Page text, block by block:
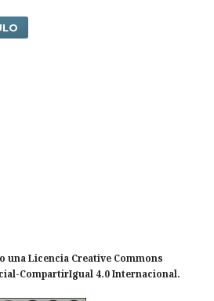
una Licencia Creative Commons
CompartirIgual 4.0 Internacional.